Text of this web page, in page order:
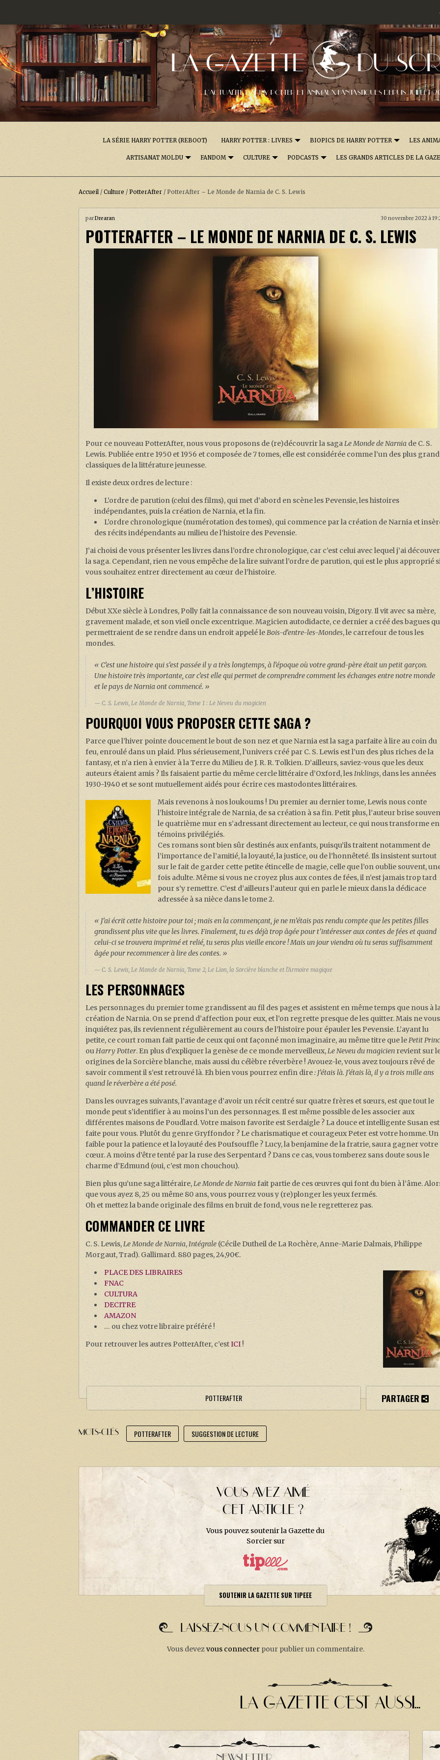
LA GAZETTE DU
L'ACTUALITÉ HARRY POTTER ET ANIMAUX FANTASTIQUES DEPUIS JUILLET
LA SÉRIE HARRY POTTER (REBOOT) HARRY POTTER : LIVRES BIOPICS DE HARRY POTTER LES
ARTISANAT MOLDU FANDOM CULTURE PODCASTS LES GRANDS ARTICLES DE LA
Accueil /Culture /PotterAfter /PotterAfter – Le Monde de Narnia de C. S. Lewis
parDrearan 30 novembre 2022 à
POTTERAFTER – LE MONDE DE NARNIA DE C. S. LEWIS
Pour ce nouveau PotterAfter, nous vous proposons de (re)découvrir la sagaLe Monde de Narnia de C. S.
Lewis. Publiée entre 1950 et 1956 et composée de 7 tomes, elle est considérée comme l’un des plus
classiques de la littérature jeunesse.
Il existe deux ordres de lecture :
L’ordre de parution (celui des films), qui met d’abord en scène les Pevensie, les histoires
indépendantes, puis la création de Narnia, et la fin.
L’ordre chronologique (numérotation des tomes), qui commence par la création de Narnia et
des récits indépendants au milieu de l’histoire des Pevensie.
J’ai choisi de vous présenter les livres dans l’ordre chronologique, car c’est celui avec lequel j’ai
la saga. Cependant, rien ne vous empêche de la lire suivant l’ordre de parution, qui est le plus approprié
vous souhaitez entrer directement au cœur de l’histoire.
L’HISTOIRE
Début XXe siècle à Londres, Polly fait la connaissance de son nouveau voisin, Digory. Il vit avec sa mère,
gravement malade, et son vieil oncle excentrique. Magicien autodidacte, ce dernier a créé des bagues
permettraient de se rendre dans un endroit appelé leBois-d’entre-les-Mondes, le carrefour de tous les
mondes.
« C’est une histoire qui s’est passée il y a très longtemps, à l’époque où votre grand-père était un petit garçon.
Une histoire très importante, car c’est elle qui permet de comprendre comment les échanges entre notre monde
et le pays de Narnia ont commencé. »
C. S. Lewis, Le Monde de Narnia, Tome 1 : Le Neveu du magicien
POURQUOI VOUS PROPOSER CETTE SAGA ?
Parce que l’hiver pointe doucement le bout de son nez et que Narnia est la saga parfaite à lire au coin du
feu, enroulé dans un plaid. Plus sérieusement, l’univers créé par C. S. Lewis est l’un des plus riches de la
fantasy, et n’a rien à envier à la Terre du Milieu de J. R. R. Tolkien. D’ailleurs, saviez-vous que les deux
auteurs étaient amis ? Ils faisaient partie du même cercle littéraire d’Oxford, lesInklings, dans les années
1930-1940 et se sont mutuellement aidés pour écrire ces mastodontes littéraires.
Mais revenons à nos loukoums ! Du premier au dernier tome, Lewis nous conte
l’histoire intégrale de Narnia, de sa création à sa fin. Petit plus, l’auteur brise
le quatrième mur en s’adressant directement au lecteur, ce qui nous transforme en
témoins privilégiés.
Ces romans sont bien sûr destinés aux enfants, puisqu’ils traitent notamment de
l’importance de l’amitié, la loyauté, la justice, ou de l’honnêteté. Ils insistent surtout
sur le fait de garder cette petite étincelle de magie, celle que l’on oublie souvent,
fois adulte. Même si vous ne croyez plus aux contes de fées, il n’est jamais trop tard
pour s’y remettre. C’est d’ailleurs l’auteur qui en parle le mieux dans la dédicace
adressée à sa nièce dans le tome 2.
« J’ai écrit cette histoire pour toi ; mais en la commençant, je ne m’étais pas rendu compte que les petites filles
grandissent plus vite que les livres. Finalement, tu es déjà trop âgée pour t’intéresser aux contes de fées et quand
celui-ci se trouvera imprimé et relié, tu seras plus vieille encore ! Mais un jour viendra où tu seras suffisamment
âgée pour recommencer à lire des contes. »
C. S. Lewis, Le Monde de Narnia, Tome2,Le Lion, la Sorcière blanche et l’Armoire magique
LES PERSONNAGES
Les personnages du premier tome grandissent au fil des pages et assistent en même temps que nous à
création de Narnia. On se prend d’affection pour eux, et l’on regrette presque de les quitter. Mais ne vous
inquiétez pas, ils reviennent régulièrement au cours de l’histoire pour épauler les Pevensie. L’ayant lu
petite, ce court roman fait partie de ceux qui ont façonné mon imaginaire, au même titre que lePetit
ouHarry Potter. En plus d’expliquer la genèse de ce monde merveilleux,Le Neveu du magicien revient sur
origines de la Sorcière blanche, mais aussi du célèbre réverbère ! Avouez-le, vous avez toujours rêvé de
savoir comment il s’est retrouvé là. Eh bien vous pourrez enfin dire: J’étais là. J’étais là, il y a trois mille ans
quand le réverbère a été posé.
Dans les ouvrages suivants, l’avantage d’avoir un récit centré sur quatre frères et sœurs, est que tout le
monde peut s’identifier à au moins l’un des personnages. Il est même possible de les associer aux
différentes maisons de Poudlard. Votre maison favorite est Serdaigle ? La douce et intelligente Susan est
faite pour vous. Plutôt du genre Gryffondor ? Le charismatique et courageux Peter est votre homme. Un
faible pour la patience et la loyauté des Poufsouffle ? Lucy, la benjamine de la fratrie, saura gagner votre
cœur. A moins d’être tenté par la ruse des Serpentard ? Dans ce cas, vous tomberez sans doute sous le
charme d’Edmund (oui, c’est mon chouchou).
Bien plus qu’une saga littéraire,Le Monde de Narniafait partie de ces œuvres qui font du bien à l’âme.
que vous ayez 8, 25 ou même 80 ans, vous pourrez vous y (re)plonger les yeux fermés.
Oh et mettez la bande originale des films en bruit de fond, vous ne le regretterez pas.
COMMANDER CE LIVRE
C. S. Lewis,Le Monde de Narnia,Intégrale (Cécile Dutheil de La Rochère, Anne-Marie Dalmais, Philippe
Morgaut, Trad). Gallimard. 880 pages, 24,90€.
PLACE DES LIBRAIRES
FNAC
CULTURA
DECITRE
AMAZON
… ou chez votre libraire préféré !
Pour retrouver les autres PotterAfter, c’estICI !
POTTERAFTER PARTAGER
MOTS-CLÉS POTTERAFTER SUGGESTION DE LECTURE
VOUS AVEZ AIMÉ
CET ARTICLE ?
Vous pouvez soutenir la Gazette du
Sorcier sur
SOUTENIR LA GAZETTE SUR TIPEEE
LAISSEZ-NOUS UN COMMENTAIRE !
Vous devezvous connecterpour publier un commentaire.
LA GAZETTE C'EST AUSSI...
NEWSLETTER